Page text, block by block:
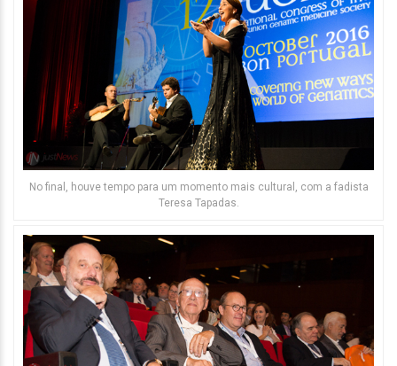
No final, houve tempo para um momento mais cultural, com a fadista
Teresa Tapadas.